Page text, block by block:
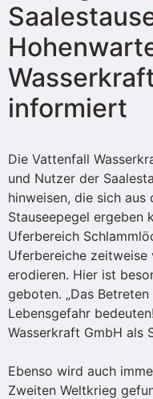
informiert
Die Vattenfall
und Nutzer der
hinweisen, die sich
Stauseepegel ergeben
Uferbereich
Uferbereiche
erodieren. Hier ist
geboten. „Das
Lebensgefahr
Wasserkraft GmbH als
Ebenso wird auch
Zweiten Weltkrieg